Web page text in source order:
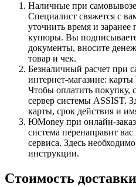
Наличные при
Специалист свяжется с
уточнить время и заранее
купюры. Вы
документы, вносите
товар и чек.
Безналичный расчет при
интернет-магазине:
Чтобы оплатить покупку,
сервер системы ASSIST.
карты, срок действия и
ЮMoney при онлайн-
система перенаправит
сервиса. Здесь
инструкции.
Стоимость доставки